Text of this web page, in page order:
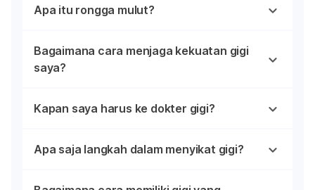
Apa itu rongga mulut?
Bagaimana cara menjaga kekuatan gigi
saya?
Kapan saya harus ke dokter gigi?
Apa saja langkah dalam menyikat gigi?